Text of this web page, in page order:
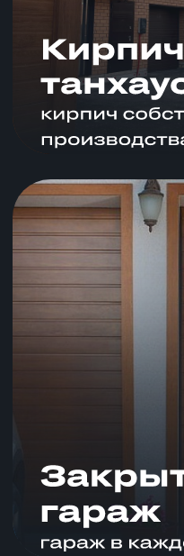
Отдел недвижимости
пн-пт 09:00–18:00